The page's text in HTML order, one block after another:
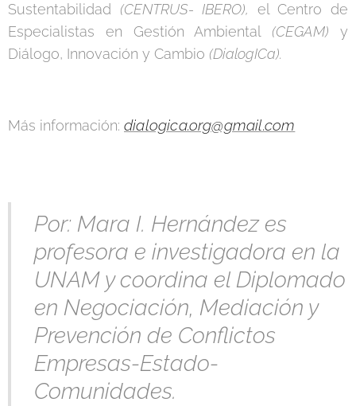
Sustentabilidad (CENTRUS- IBERO),
el Centro de
Especialistas en Gestión Ambiental (CEGAM)y
Diálogo, Innovación y Cambio (DialogICa).
Más información: dialogica.org@gmail.com
Por: Mara I. Hernández es
profesora e investigadora en la
UNAM y coordina el Diplomado
en Negociación, Mediación y
Prevención de Conflictos
Empresas-Estado-
Comunidades.